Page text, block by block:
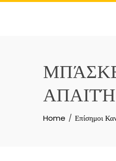
Skip
Home Επίσημοι